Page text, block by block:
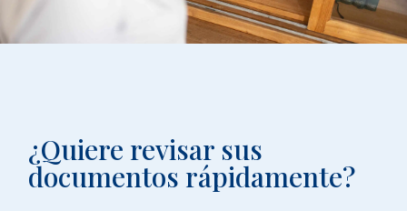
¿Quiere revisar sus
documentos rápidamente?